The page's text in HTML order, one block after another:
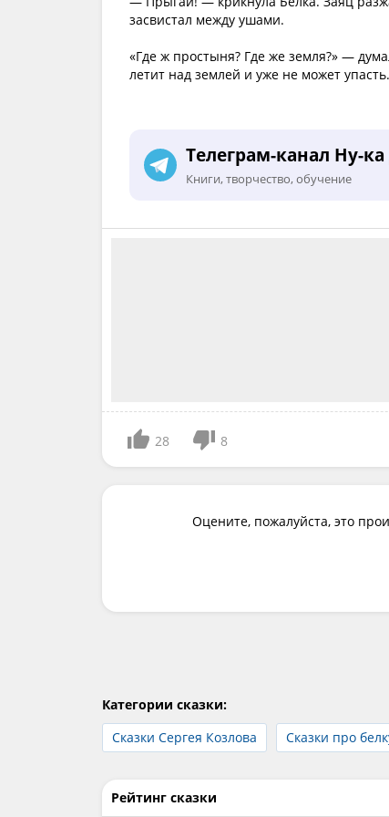
засвистал между ушами.
«Где ж простыня? Где же земля?» —
летит над землей и уже не может упасть.
Телеграм-канал Ну-
Книги, творчество, обучение
28 8
Оцените, пожалуйста, это
Категории сказки:
Сказки Сергея Козлова
Сказки про
Рейтинг сказки